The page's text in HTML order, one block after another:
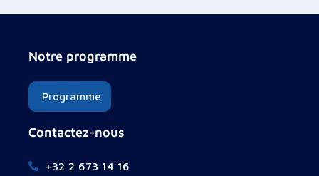
Notre programme
Programme
Contactez-nous
+32 2 673 14 16